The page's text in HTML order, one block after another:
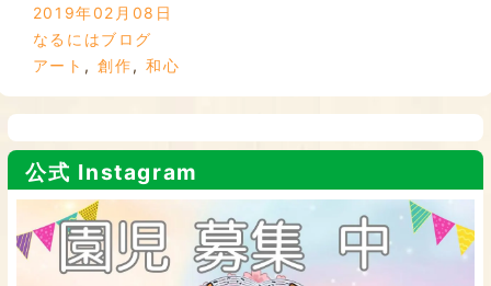
2019年02月08日
なるにはブログ
アート ,創作,和心
公式 Instagram